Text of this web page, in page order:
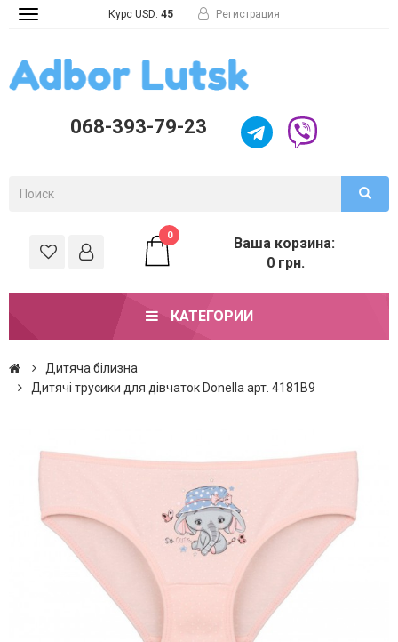
Toggle
Курс USD: 45 Регистрация
068-393-79-23
0
Ваша корзина:
0 грн.
КАТЕГОРИИ
Дитяча білизна
Дитячі трусики для дівчаток Donella арт. 4181B9